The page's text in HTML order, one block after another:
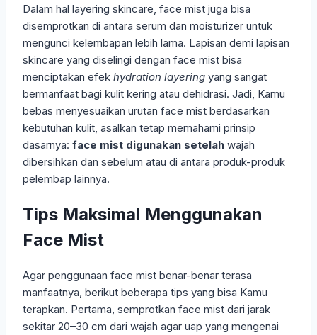
Dalam hal layering skincare, face mist juga bisa
disemprotkan di antara serum dan moisturizer untuk
mengunci kelembapan lebih lama. Lapisan demi lapisan
skincare yang diselingi dengan face mist bisa
menciptakan efek hydration layering yang sangat
bermanfaat bagi kulit kering atau dehidrasi. Jadi, Kamu
bebas menyesuaikan urutan face mist berdasarkan
kebutuhan kulit, asalkan tetap memahami prinsip
dasarnya: face mist digunakan setelah wajah
dibersihkan dan sebelum atau di antara produk-produk
pelembap lainnya.
Tips Maksimal Menggunakan
Face Mist
Agar penggunaan face mist benar-benar terasa
manfaatnya, berikut beberapa tips yang bisa Kamu
terapkan. Pertama, semprotkan face mist dari jarak
sekitar 20–30 cm dari wajah agar uap yang mengenai